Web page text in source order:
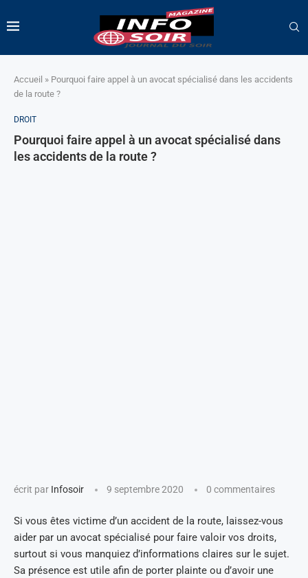
Accueil » Pourquoi faire appel à un avocat spécialisé dans les accidents
de la route ?
DROIT
Pourquoi faire appel à un avocat spécialisé dans
les accidents de la route ?
écrit par Infosoir 9 septembre 2020 0 commentaires
Si vous êtes victime d’un accident de la route, laissez-vous
aider par un avocat spécialisé pour faire valoir vos droits,
surtout si vous manquiez d’informations claires sur le sujet.
Sa présence est utile afin de porter plainte ou d’avoir une